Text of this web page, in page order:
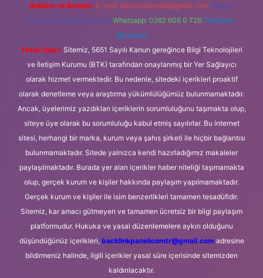
Reklam ve İletişim: E-mail: backlinkpaneli@gmail.com Teams:
forumhizmeti@gmail.com Whatsapp: 0262 606 0 726 Telegram:
@karabul
Yasal Uyarı: Sitemiz, 5651 Sayılı Kanun gereğince Bilgi Teknolojileri
ve İletişim Kurumu (BTK) tarafından onaylanmış bir Yer Sağlayıcı
olarak hizmet vermektedir. Bu nedenle, sitedeki içerikleri proaktif
olarak denetleme veya araştırma yükümlülüğümüz bulunmamaktadır.
Ancak, üyelerimiz yazdıkları içeriklerin sorumluluğunu taşımakta olup,
siteye üye olarak bu sorumluluğu kabul etmiş sayılırlar. Bu internet
sitesi, herhangi bir marka, kurum veya şahıs şirketi ile hiçbir bağlantısı
bulunmamaktadır. Sitede yalnızca kendi hazırladığımız makaleler
paylaşılmaktadır. Burada yer alan içerikler haber niteliği taşımamakta
olup, gerçek kurum ve kişiler hakkında paylaşım yapılmamaktadır.
Gerçek kurum ve kişiler ile isim benzerlikleri tamamen tesadüfidir.
Sitemiz, kar amacı gütmeyen ve tamamen ücretsiz bir bilgi paylaşım
platformudur. Hukuka ve yasal düzenlemelere aykırı olduğunu
düşündüğünüz içerikleri, backlinkpanelicomtr@gmail.comadresine
bildirmeniz halinde, ilgili içerikler yasal süre içerisinde sitemizden
kaldırılacaktır.